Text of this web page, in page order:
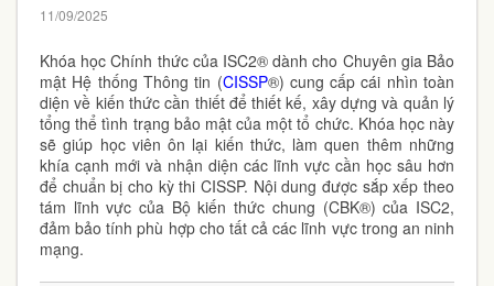
11/09/2025
Khóa học Chính thức của ISC2® dành cho Chuyên gia Bảo
mật Hệ thống Thông tin (CISSP®) cung cấp cái nhìn toàn
diện về kiến thức cần thiết để thiết kế, xây dựng và quản lý
tổng thể tình trạng bảo mật của một tổ chức. Khóa học này
sẽ giúp học viên ôn lại kiến thức, làm quen thêm những
khía cạnh mới và nhận diện các lĩnh vực cần học sâu hơn
để chuẩn bị cho kỳ thi CISSP. Nội dung được sắp xếp theo
tám lĩnh vực của Bộ kiến thức chung (CBK®) của ISC2,
đảm bảo tính phù hợp cho tất cả các lĩnh vực trong an ninh
mạng.